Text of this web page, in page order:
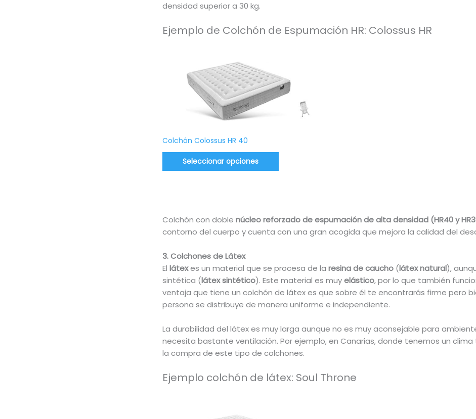
densidad superior a 30 kg.
Ejemplo de Colchón de Espumación HR: Colossus HR
Colchón Colossus HR 40
Seleccionar opciones
Colchón con doble núcleo reforzado de espumación de alta densidad (HR40 y
contorno del cuerpo y cuenta con una gran acogida que mejora la calidad del
3. Colchones de Látex
El látexes un material que se procesa de la resina de caucho(látex natural),
sintética (látex sintético). Este material es muyelástico, por lo que también
ventaja que tiene un colchón de látex es que sobre él te encontrarás firme pero
persona se distribuye de manera uniforme e independiente.
La durabilidad del látex es muy larga aunque no es muy aconsejable para
necesita bastante ventilación. Por ejemplo, en Canarias, donde tenemos un
la compra de este tipo de colchones.
Ejemplo colchón de látex: Soul Throne